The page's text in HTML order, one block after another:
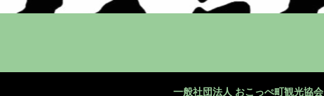
一般社団法人 おこっぺ町観光協会